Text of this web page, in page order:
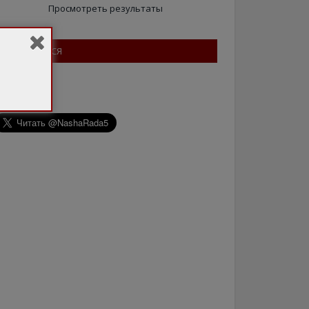
Просмотреть результаты
ПІДПИШІТЬСЯ